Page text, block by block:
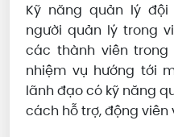
Kỹ năng quản lý
người quản lý trong
các thành viên
nhiệm vụ hướng tới
lãnh đạo có kỹ năng
cách hỗ trợ, động